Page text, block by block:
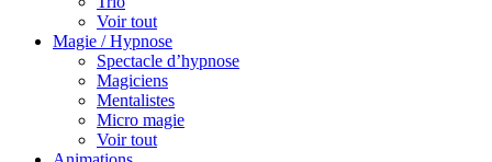
Voir tout
Magie / Hypnose
Spectacle d’hypnose
Magiciens
Mentalistes
Micro magie
Voir tout